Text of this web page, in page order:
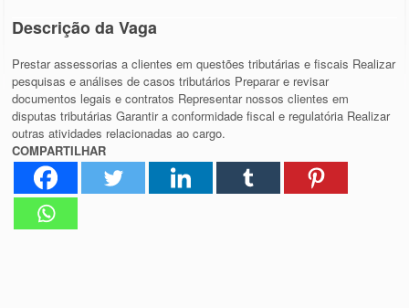
Descrição da Vaga
Prestar assessorias a clientes em questões tributárias e fiscais Realizar
pesquisas e análises de casos tributários Preparar e revisar
documentos legais e contratos Representar nossos clientes em
disputas tributárias Garantir a conformidade fiscal e regulatória Realizar
outras atividades relacionadas ao cargo.
COMPARTILHAR